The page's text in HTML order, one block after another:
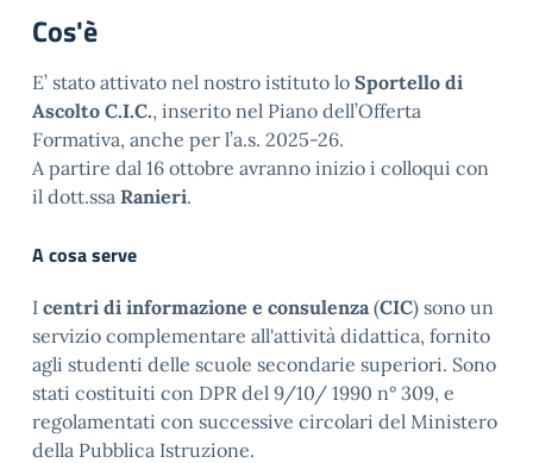
Cos'è
E’ stato attivato nel nostro istituto lo Sportello di
Ascolto C.I.C., inserito nel Piano dell’Offerta
Formativa, anche per l’a.s. 2025-26.
A partire dal 16 ottobre avranno inizio i colloqui con
il dott.ssa Ranieri.
A cosa serve
I centri di informazione e consulenza(CIC) sono un
servizio complementare all'attività didattica, fornito
agli studenti delle scuole secondarie superiori. Sono
stati costituiti con DPR del 9/10/ 1990 n° 309, e
regolamentati con successive circolari del Ministero
della Pubblica Istruzione.